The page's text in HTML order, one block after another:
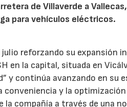
de Villaverde a
para vehículos eléctricos.
reforzando su expansión
en la capital, situada en
y continúa avanzando en su
conveniencia y la
compañía a través de una